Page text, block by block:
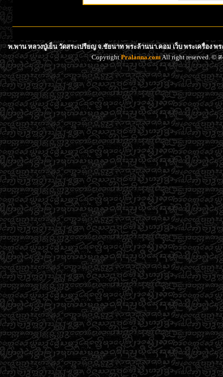
พ.พาน หลวงปู่เย็น วัดสระเปรียญ จ.ชัยนาท พระล้านนา.คอม เว็บ พระเครื่อง
CopyrightPralanna.comAll right reserved. ©